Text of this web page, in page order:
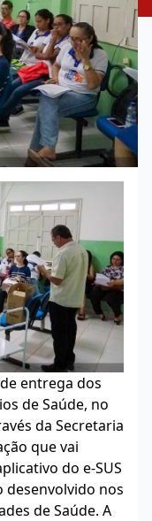
entrega dos
de Saúde, no
da Secretaria
que vai
do e-SUS
desenvolvido nos
de Saúde. A